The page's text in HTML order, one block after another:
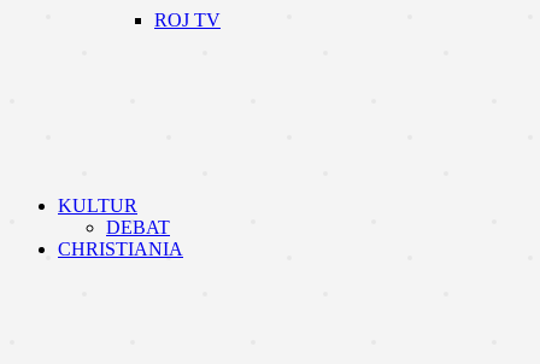
ROJ TV
KULTUR
DEBAT
CHRISTIANIA